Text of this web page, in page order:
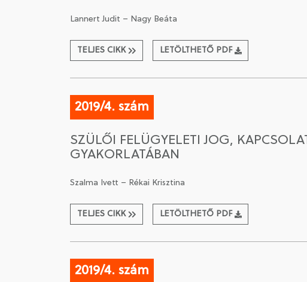
Lannert Judit – Nagy Beáta
TELJES CIKK LETÖLTHETŐ PDF
2019/4. szám
SZÜLŐI FELÜGYELETI JOG,
GYAKORLATÁBAN
Szalma Ivett – Rékai Krisztina
TELJES CIKK LETÖLTHETŐ PDF
2019/4. szám